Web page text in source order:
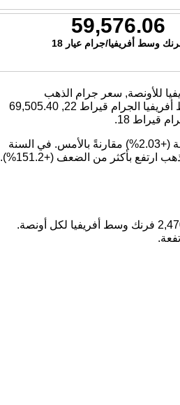
59,576.06
وسط أفريفيا/جرام عيار 18
للأونصة, سعر جرام الذهب
الجرام قيراط 22,
69,505.40
قيراط 18.
اليوم، ارتفع سعر الذهب بمقدار 49,173.11 فرنك وسط أفريفيا لكل أونصة (+2.03%) مقارنةً بالأمس. في السنة
الماضية, سعر الذهب ارتفع بمقدار 29.25%. على مدى 5 سنوات, سعر الذهب ارتفع بأكثر من الضعف (+151.2%).